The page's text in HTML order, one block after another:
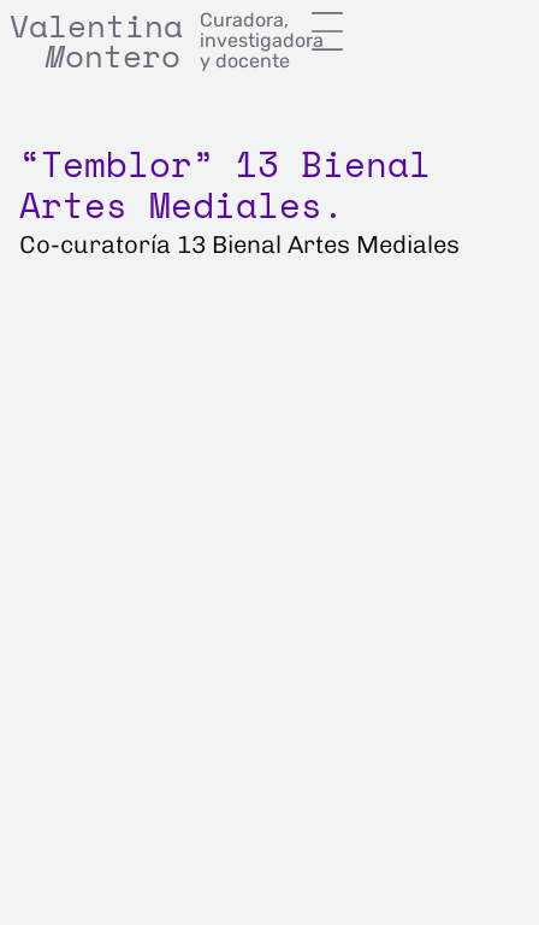
Valentina
Montero
onterror
Curadora,
investigadora
y docente
“Temblor” 13 Bienal
Artes Mediales.
Co-curatoría 13 Bienal Artes Mediales